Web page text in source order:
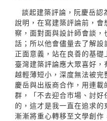
談起建築評論，阮慶岳認
說明，在寫建築評論前，
察，面對面與設計師會談
話；所以他會儘量去了解
正面意義，站在良善的基礎
臺灣建築評論應大眾喜好
越輕薄短小，深度無法被
慶岳與出版商合作，用連
群，「不去迎合市場、討
的，這才是我一直在追求
漸漸將重心轉移至文學創作